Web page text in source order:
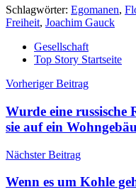
Schlagwörter: Egomanen,
Freiheit, Joachim Gauck
Gesellschaft
Top Story Startseite
Beitragsnavigation
Vorheriger Beitrag
Wurde eine russische
sie auf ein
Nächster Beitrag
Wenn es um Kohle